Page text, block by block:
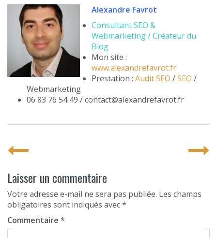
Alexandre Favrot
Consultant SEO &
Webmarketing / Créateur du
Blog
Mon site :
www.alexandrefavrot.fr
Prestation : Audit SEO /SEO /
Webmarketing
06 83 76 54 49 / contact@alexandrefavrot.fr
P
o
s
t
n
a
Laisser un commentaire
Votre adresse e-mail ne sera pas publiée. Les champs
obligatoires sont indiqués avec*
Commentaire *